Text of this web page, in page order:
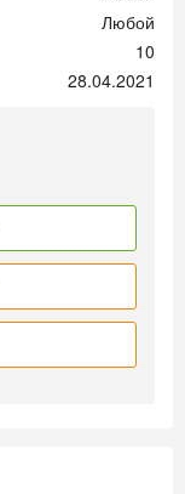
Любой
10
28.04.2021